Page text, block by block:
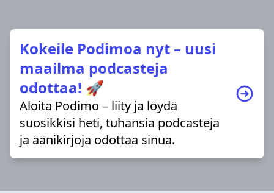
Kokeile Podimoa nyt – uusi
maailma podcasteja
odottaa! 🚀
Aloita Podimo – liity ja löydä
suosikkisi heti, tuhansia podcasteja
ja äänikirjoja odottaa sinua.